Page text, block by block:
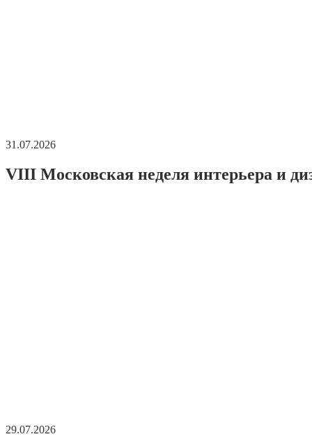
31.07.2026
VIII Московская неделя интерьера и
29.07.2026